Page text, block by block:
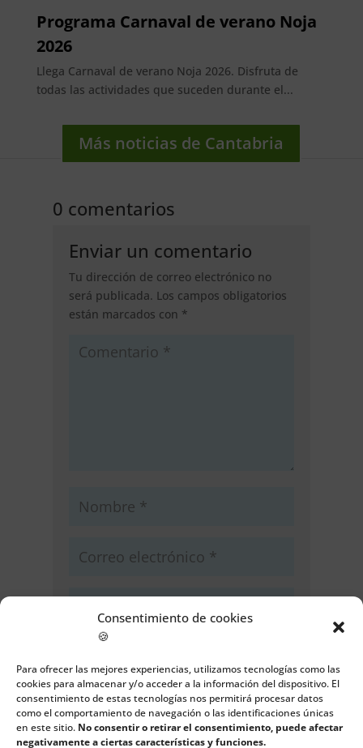
Consentimiento de cookies
🍪
Para ofrecer las mejores experiencias, utilizamos tecnologías como las
cookies para almacenar y/o acceder a la información del dispositivo. El
consentimiento de estas tecnologías nos permitirá procesar datos
como el comportamiento de navegación o las identificaciones únicas
en este sitio. No consentir o retirar el consentimiento, puede afectar
negativamente a ciertas características y funciones.
Programa Carnaval de verano Noja
2026
Llega Carnaval de verano Noja 2026. Disfruta de
todas las actividades que suceden durante el...
Más noticias de Cantabria
0 comentarios
Enviar un comentario
Tu dirección de correo electrónico no
será publicada. Los campos obligatorios
están marcados con *
electrónico y web en este navegador
para la próxima vez que comente.
Enviar comentario